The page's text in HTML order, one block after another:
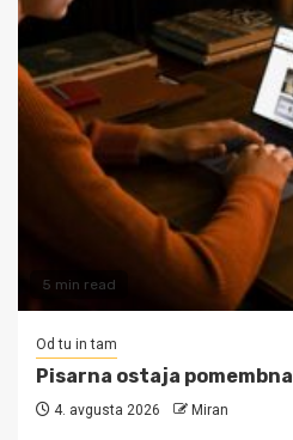
5 min read
Od tu in tam
Pisarna ostaja pomembna
4. avgusta 2026 Miran